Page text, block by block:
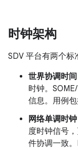
时钟架构
SDV 平台有两个标
世界协调时
时钟。
信息。用例包
网络单调时钟
度时钟信号
件协调一致